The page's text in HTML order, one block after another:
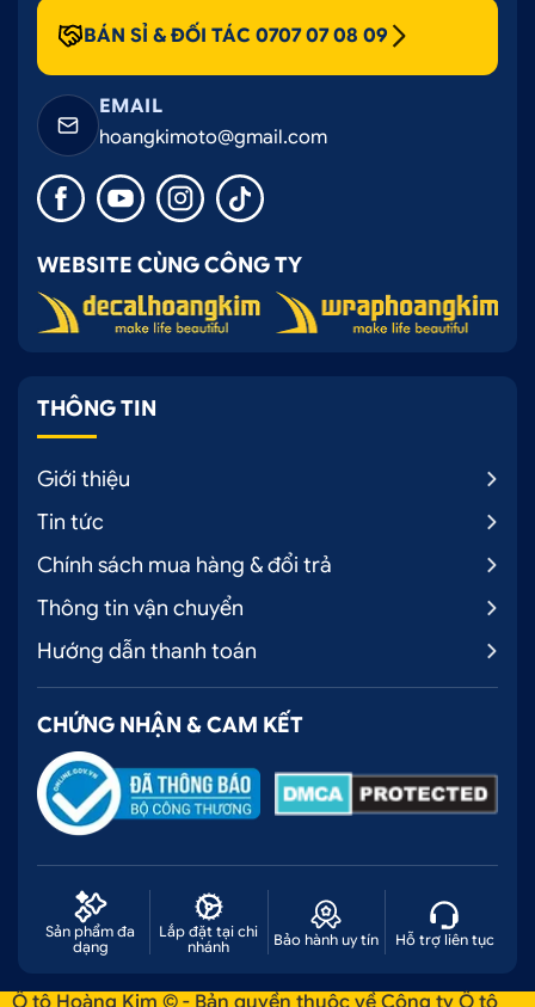
BÁN SỈ & ĐỐI TÁC 0707 07 08 09
EMAIL
hoangkimoto@gmail.com
WEBSITE CÙNG CÔNG TY
THÔNG TIN
Giới thiệu
Tin tức
Chính sách mua hàng & đổi trả
Thông tin vận chuyển
Hướng dẫn thanh toán
CHỨNG NHẬN & CAM KẾT
Sản phẩm đa
dạng
Lắp đặt tại chi
nhánh
Bảo hành uy tín Hỗ trợ liên tục